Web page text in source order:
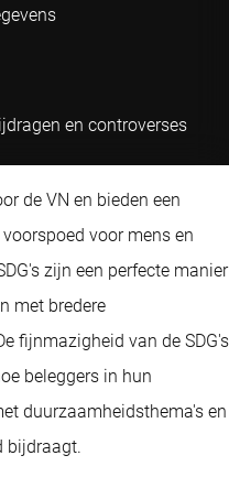
en controverses
de VN en bieden een
voor mens en
zijn een perfecte manier
met bredere
fijnmazigheid van de SDG's
beleggers in hun
duurzaamheidsthema's en
bijdraagt.